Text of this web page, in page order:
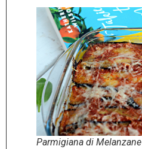
Parmigiana di Melanzane